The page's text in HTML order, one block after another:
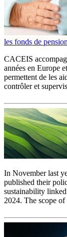
les fonds de pension
CACEIS
années en Europe
permettent de les
contrôler et
In November last
published their
sustainability
2024. The scope